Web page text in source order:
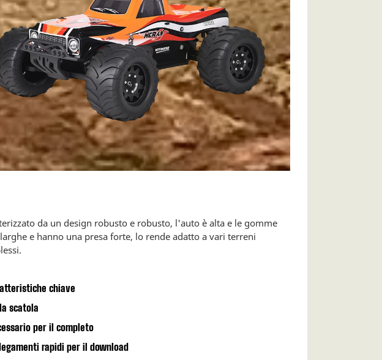
da un design robusto e robusto, l'auto è alta e le gomme
e hanno una presa forte, lo rende adatto a vari terreni
chiave
scatola
per il completo
rapidi per il download